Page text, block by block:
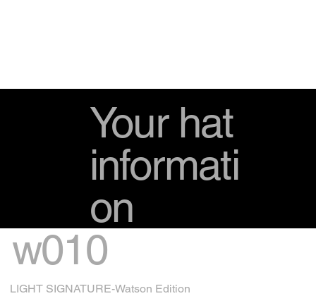
Your hat
informati
on
w010
LIGHT SIGNATURE-Watson Edition